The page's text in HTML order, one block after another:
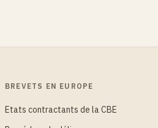
BREVETS EN EUROPE
Etats contractants de la CBE